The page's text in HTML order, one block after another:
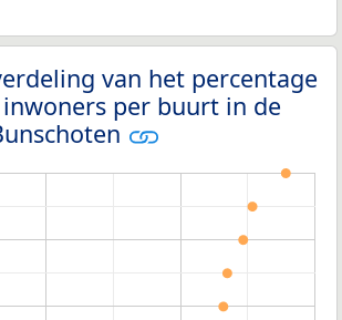
van het percentage
per buurt in de